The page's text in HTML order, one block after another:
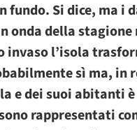
fundo. Si dice, ma i
onda della
invaso l’isola
sì ma, in
e dei suoi abitanti
rappresentati